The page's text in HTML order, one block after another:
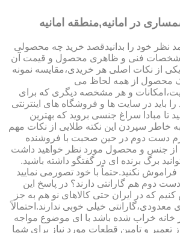
در امانیه,منطقه امانیه
نظر خود را بدانیدقصد خرید چه محصولی
مشخصات فنی و ظاهری محصول و قیمت آن
یکی از نکات اصلی هر خریدی،مقایسه نمونه
محصول از همه لحاظ می
و هر مشخصه دیگری که برای
باید در سایت ها و فروشگاه های اینترنتی
تا مبادا سراغ جنسی بروید که بهترین
به خاطر سپردن این نکته طلایی از نکات مهم
دست دوم در حین صحبت با فروشنده
از جنس و محصول مورد نظر خواهید داشت
برگ برنده ای در گفتگو داشته باشید.
نکنید.حتماً با خود تصورمی نمایید
دوم هم گارانتی دارند؟ در پاسخ این
که در ایران حتی کالاهای نو هم به جز
خیلی خوبی ندارند.احتمالاً
خانه خراب شده باشد با ای موضوع مواجه
تعمیر و تامین قطعات مورد نیاز برای شما